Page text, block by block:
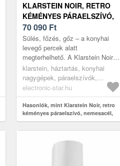
KLARSTEIN NOIR, RETRO
KÉMÉNYES PÁRAELSZÍVÓ,
NEMESACÉL, FEKETE
70 090 Ft
Sülés, főzés, gőz – a konyhai
levegő percek alatt
megterhelhető. A Klarstein Noir
páraelszívó 352 m³/h
légteljesítménnyel gondoskodik
arról, hogy a...
klarstein, háztartás, konyhai
nagygépek, páraelszívók,
kéményes és fali páraelszívók
electronic-star.hu
Hasonlók, mint Klarstein Noir, retro
kéményes páraelszívó, nemesacél,
fekete